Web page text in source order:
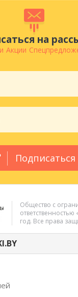
на
Акции
Подписаться
Общество с
год. Все права